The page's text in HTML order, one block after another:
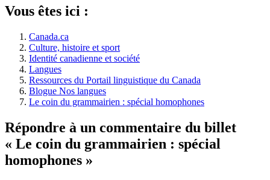
Vous êtes ici :
Canada.ca
Culture, histoire et sport
Identité canadienne et société
Langues
Ressources du Portail linguistique du Canada
Blogue Nos langues
Le coin du grammairien : spécial homophones
Répondre à un commentaire du billet
« Le coin du grammairien : spécial
homophones »